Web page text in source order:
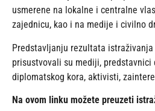
usmerene na lokalne i centralne
zajednicu, kao i na medije i civilno
Predstavljanju rezultata
prisustvovali su mediji, predstavnici
diplomatskog kora, aktivisti,
Na ovom linku možete preuzeti